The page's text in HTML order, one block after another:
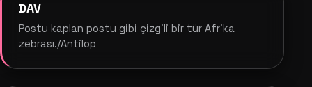
DAV
Postu kaplan postu gibi çizgili bir tür Afrika
zebrası./Antilop